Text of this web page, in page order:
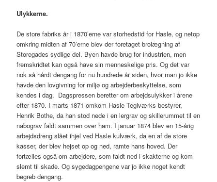
Ulykkerne.
De store fabriks år i 1870’erne var storhedstid for Hasle, og netop
omkring midten af 70’erne blev der foretaget brolægning af
Storegades sydlige del. Byen havde brug for industrien, men
fremskridtet kan også have sin menneskelige pris. Og det var
nok så hårdt dengang for nu hundrede år siden, hvor man jo ikke
havde den lovgivning for miljø og arbejderbeskyttelse, som
kendes i dag. Dagspressen beretter om arbejdsulykker i årene
efter 1870. I marts 1871 omkom Hasle Teglværks bestyrer,
Henrik Bothe, da han stod nede i en lergrav og skillerummet til en
nabograv faldt sammen over ham. I januar 1874 blev en 15-årig
arbejdsdreng slået ihjel ved Hasle kulværk, da en af de store
kasser, der blev hejset op og ned, ramte hans hoved. Der
fortælles også om arbejdere, som faldt ned i skakterne og kom
slemt til skade. Og sygedagpengene var jo ikke noget kendt
begreb dengang.